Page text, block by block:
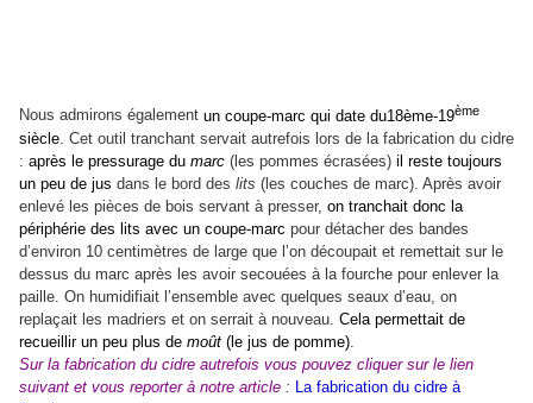
Nous admirons également un coupe-marc qui date du18ème-19ème
siècle . Cet outil tranchant servait autrefois lors de la fabrication du cidre
: après le pressurage du marc (les pommes écrasées) il reste toujours
un peu de jus dans le bord des lits (les couches de marc). Après avoir
enlevé les pièces de bois servant à presser, on tranchait donc la
périphérie des lits avec un coupe-marc pour détacher des bandes
d’environ 10 centimètres de large que l’on découpait et remettait sur le
dessus du marc après les avoir secouées à la fourche pour enlever la
paille. On humidifiait l’ensemble avec quelques seaux d’eau, on
replaçait les madriers et on serrait à nouveau. Cela permettait de
recueillir un peu plus de moût (le jus de pomme)
Sur la fabrication du cidre autrefois vous pouvez cliquer sur le lien
suivant et vous reporter à notre article : La fabrication du cidre à